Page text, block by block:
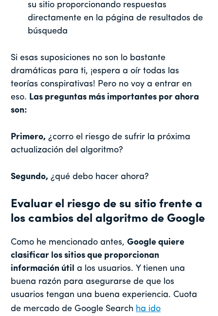
su sitio proporcionando respuestas
directamente en la página de resultados de
búsqueda
Si esas suposiciones no son lo bastante
dramáticas para ti, ¡espera a oír todas las
teorías conspirativas! Pero no voy a entrar en
eso. Las preguntas más importantes por ahora
son:
Primero, ¿corro el riesgo de sufrir la próxima
actualización del algoritmo?
Segundo, ¿qué debo hacer ahora?
Evaluar el riesgo de su sitio frente a
los cambios del algoritmo de Google
Como he mencionado antes,Google quiere
clasificar los sitios que proporcionan
información útil a los usuarios. Y tienen una
buena razón para asegurarse de que los
usuarios tengan una buena experiencia. Cuota
de mercado de Google Search ha ido